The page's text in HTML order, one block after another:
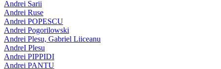
Andrei Sarii
Andrei Ruse
Andrei POPESCU
Andrei Pogorilowski
Andrei Plesu, Gabriel Liiceanu
AndreI Plesu
Andrei PIPPIDI
Andrei PANTU